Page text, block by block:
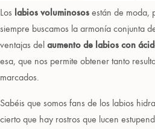
Los labios voluminosos están de moda,
siempre buscamos la armonía conjunta
ventajas del aumento de labios con
esa, que nos permite obtener tanto
marcados.
Sabéis que somos fans de los labios
cierto que hay rostros que lucen